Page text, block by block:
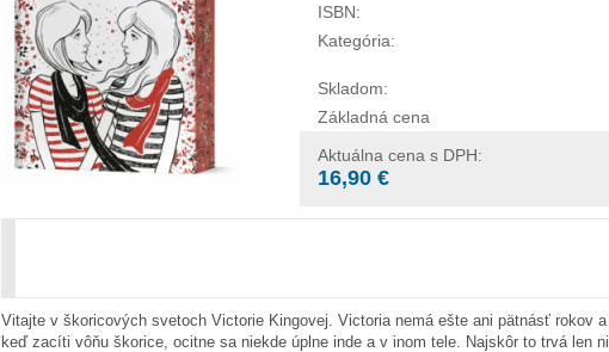
ISBN:
Kategória:
Skladom:
Základná cena
Aktuálna cena s DPH:
16,90 €
Vitajte v škoricových svetoch Victorie Kingovej. Victoria nemá ešte ani pätnásť rokov
keď zacíti vôňu škorice, ocitne sa niekde úplne inde a v inom tele. Najskôr to trvá len